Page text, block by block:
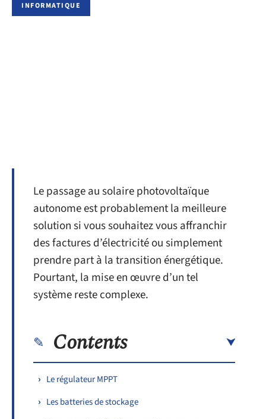
INFORMATIQUE
Le passage au solaire photovoltaïque
autonome est probablement la meilleure
solution si vous souhaitez vous affranchir
des factures d’électricité ou simplement
prendre part à la transition énergétique.
Pourtant, la mise en œuvre d’un tel
système reste complexe.
Contents
Le régulateur MPPT
Les batteries de stockage